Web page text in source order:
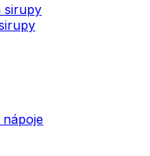
sirupy
nápoje